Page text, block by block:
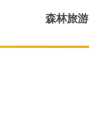
森林旅游